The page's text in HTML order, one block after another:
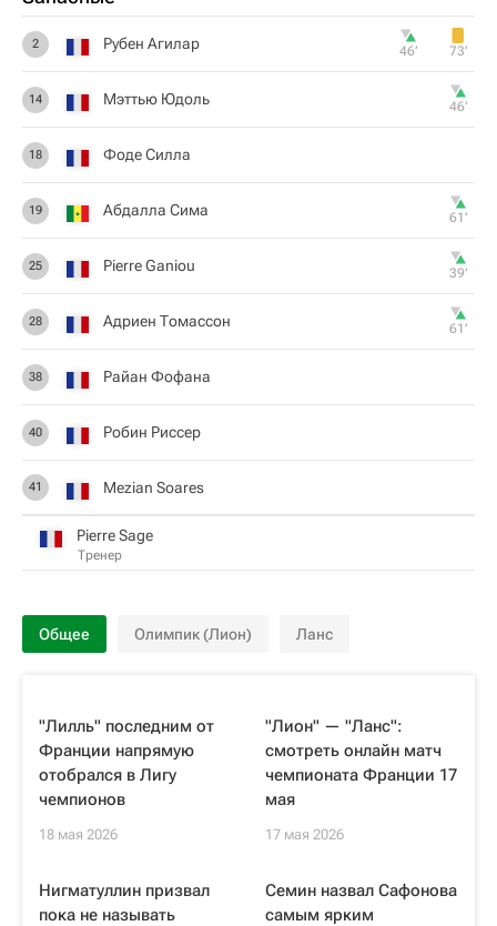
2 Рубен Агилар 46‎’‎ 73‎’‎
14 Мэттью Юдоль 46‎’‎
18 Фоде Силла
19 Абдалла Сима 61‎’‎
25 Pierre Ganiou 39‎’‎
28 Адриен Томассон 61‎’‎
38 Райан Фофана
40 Робин Риссер
41 Mezian Soares
Pierre Sage
Тренер
Общее Олимпик (Лион) Ланс
"Лилль" последним от
Франции напрямую
отобрался в Лигу
чемпионов
18 мая 2026
"Лион" — "Ланс":
смотреть онлайн матч
чемпионата Франции 17
мая
17 мая 2026
Нигматуллин призвал
пока не называть
Семин назвал Сафонова
самым ярким